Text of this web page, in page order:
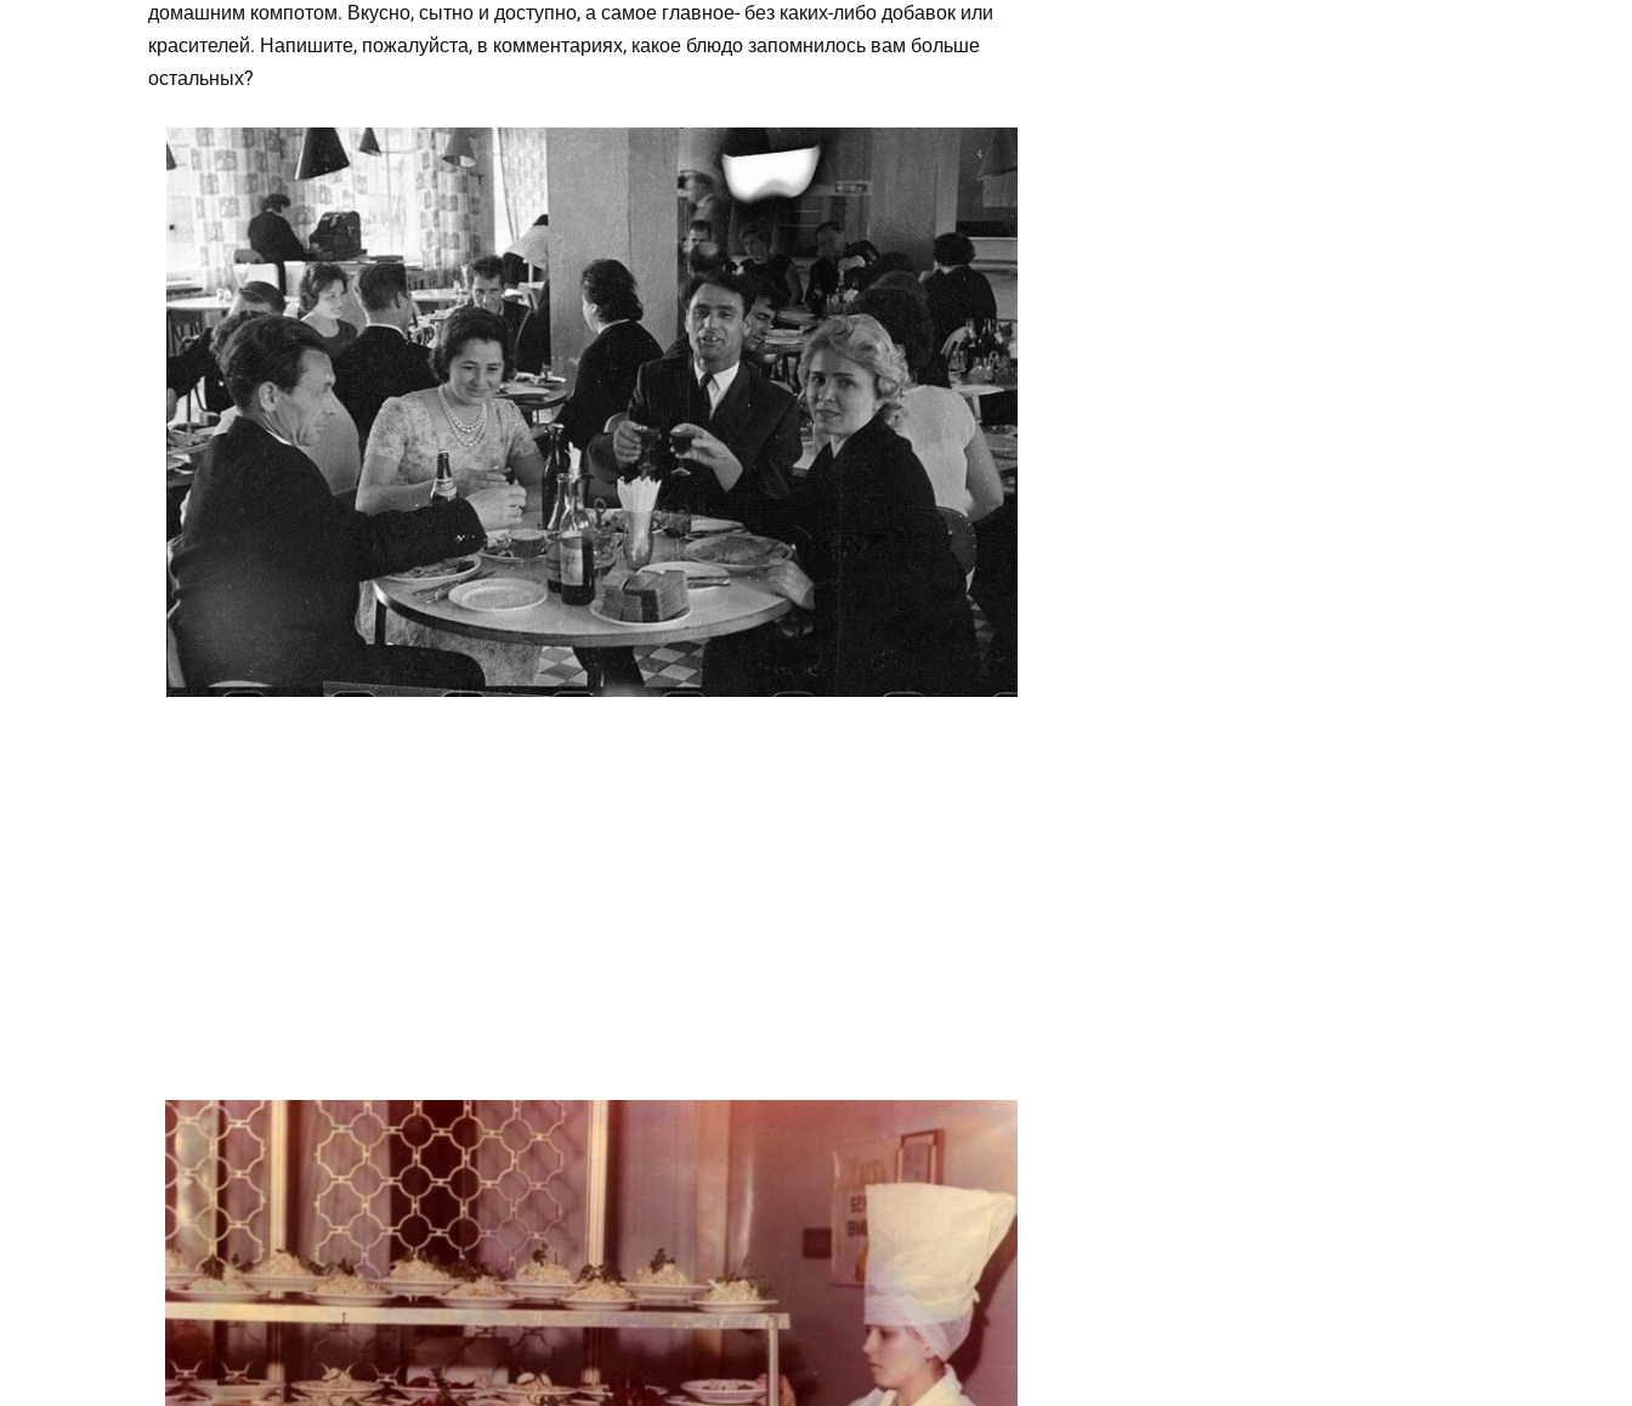
домашним компотом. Вкусно, сытно и доступно, а самое главное- без каких-либо добавок или
красителей. Напишите, пожалуйста, в комментариях, какое блюдо запомнилось вам больше
остальных?